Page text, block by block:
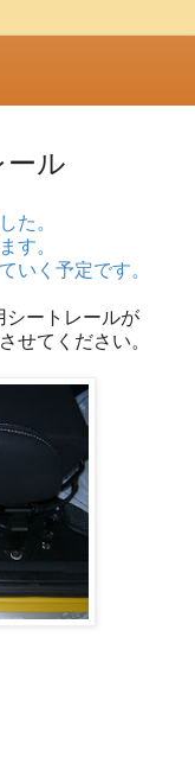
ール
た。
す。
いく予定です。
シートレールが
せてください。